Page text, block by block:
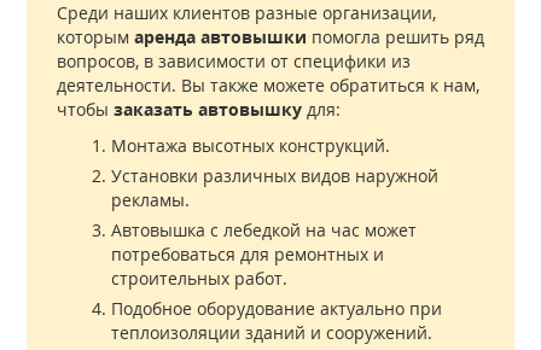
Среди наших клиентов разные организации,
которымаренда автовышки помогла решить ряд
вопросов, в зависимости от специфики из
деятельности. Вы также можете обратиться к нам,
чтобызаказать автовышку для:
Монтажа высотных конструкций.
Установки различных видов наружной
рекламы.
Автовышка с лебедкой на час может
потребоваться для ремонтных и
строительных работ.
Подобное оборудование актуально при
теплоизоляции зданий и сооружений.